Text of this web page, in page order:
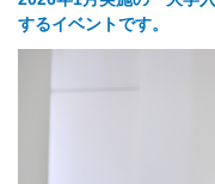
するイベントです。